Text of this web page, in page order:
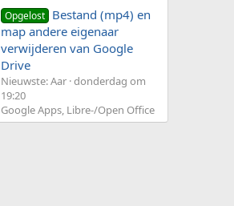
Opgelost Bestand (mp4) en
map andere eigenaar
verwijderen van Google
Drive
Nieuwste: Aar donderdag om
19:20
Google Apps, Libre-/Open Office